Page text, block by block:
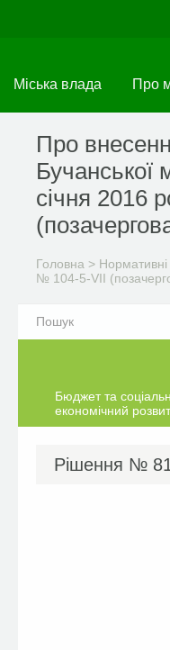
Міська влада Про
Про
Бучанської
січня 2016
Головна >
№ 104-5-VІI
Бюджет та
економічний
Рішення №